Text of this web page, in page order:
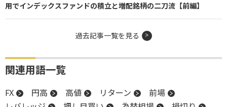
用でインデックスファンドの積立と増配銘柄の二刀流【前編】
過去記事一覧を見る
関連用語一覧
FX 円高 高値 リターン
前場